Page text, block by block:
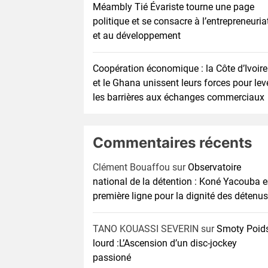
Méambly Tié Évariste tourne une page
politique et se consacre à
et au développement
Coopération économique : la Côte d’Ivoire
et le Ghana unissent leurs forces pour
les barrières aux échanges commerciaux
Commentaires récents
Clément Bouaffou sur Observatoire
national de la détention : Koné Yacouba
première ligne pour la dignité des détenus
TANO KOUASSI SEVERIN surSmoty
lourd :L’Ascension d’un disc-jockey
passioné